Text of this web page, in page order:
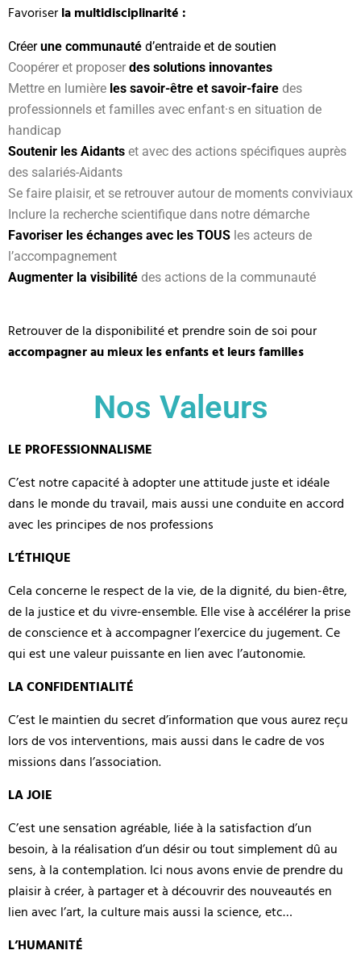
Favoriserla multidisciplinarité :
Créerune communauté d’entraide et de soutien
Coopérer et proposer des solutions innovantes
Mettre en lumière les savoir-être et savoir-faire des
professionnels et familles avec enfant·s en situation de
handicap
Soutenir les Aidants et avec des actions spécifiques auprès
des salariés-Aidants
Se faire plaisir, et se retrouver autour de moments conviviaux
Inclure la recherche scientifique dans notre démarche
Favoriser les échanges avec les TOUS les acteurs de
l’accompagnement
Augmenter la visibilité des actions de la communauté
Retrouver de la disponibilité et prendre soin de soi pour
accompagner au mieux les enfants et leurs familles
Nos Valeurs
LE PROFESSIONNALISME
C’est notre capacité à adopter une attitude juste et idéale
dans le monde du travail, mais aussi une conduite en accord
avec les principes de nos professions
L’ÉTHIQUE
Cela concerne le respect de la vie, de la dignité, du bien-être,
de la justice et du vivre-ensemble. Elle vise à accélérer la prise
de conscience et à accompagner l’exercice du jugement. Ce
qui est une valeur puissante en lien avec l’autonomie.
LA CONFIDENTIALITÉ
C’est le maintien du secret d’information que vous aurez reçu
lors de vos interventions, mais aussi dans le cadre de vos
missions dans l’association.
LA JOIE
C’est une sensation agréable, liée à la satisfaction d’un
besoin, à la réalisation d’un désir ou tout simplement dû au
sens, à la contemplation. Ici nous avons envie de prendre du
plaisir à créer, à partager et à découvrir des nouveautés en
lien avec l’art, la culture mais aussi la science, etc…
L’HUMANITÉ